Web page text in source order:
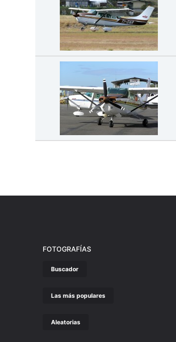
FOTOGRAFÍAS
Buscador
Las más populares
Aleatorias